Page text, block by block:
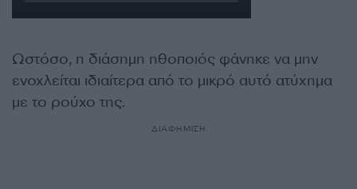
Ωστόσο, η διάσημη ηθοποιός φάνηκε να μην
ενοχλείται ιδιαίτερα από το μικρό αυτό ατύχημα
με το ρούχο της.
ΔΙΑΦΗΜΙΣΗ